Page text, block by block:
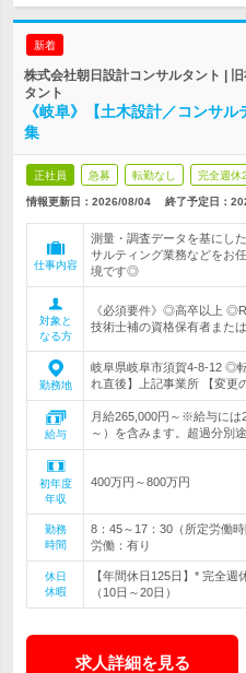
新着
株式会社朝日設計コンサルタント |
タント
《岐阜》【土木設計／コンサ
集
正社員 急募 転勤なし 完全週休
情報更新日：2026/08/04 終了予定日：
仕事内容
測量・調査データを基にし
サルティング業務などをお
境です◎
対象と
なる方
《必須要件》◎高卒以上
技術士補の資格保有者また
勤務地
岐阜県岐阜市須賀4-8-12 ◎
れ直後】上記事業所 【変更
給与
月給265,000円～※給与には
～）を含みます。超過分別
初年度
年収
400万円～800万円
勤務
時間
8：45～17：30（所定労働
労働：有り
休日
休暇
【年間休日125日】* 完全
（10日～20日）
求人詳細を見る